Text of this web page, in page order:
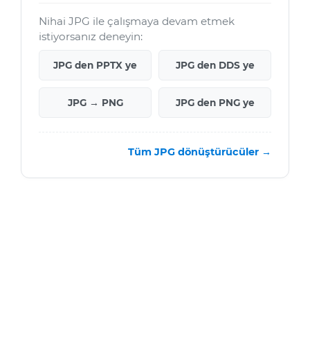
Nihai JPG ile çalışmaya devam etmek
istiyorsanız deneyin:
JPG den PPTX ye JPG den DDS ye
JPG → PNG JPG den PNG ye
Tüm JPG dönüştürücüler →